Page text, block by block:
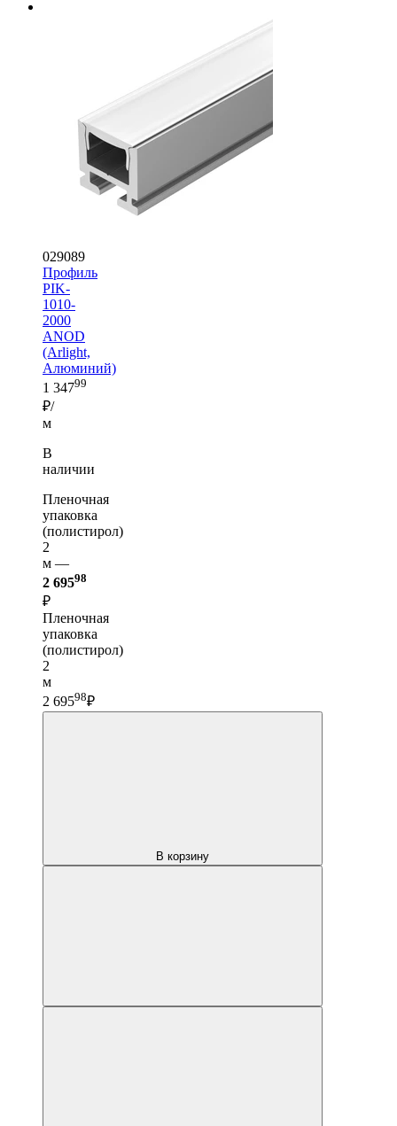
029089
Профиль
PIK-
1010-
2000
ANOD
(Arlight,
Алюминий)
1 34799
₽/
м
В
наличии
Пленочная
упаковка
(полистирол)
2
м —
2 69598
₽
Пленочная
упаковка
(полистирол)
2
м
2 69598₽
В корзину